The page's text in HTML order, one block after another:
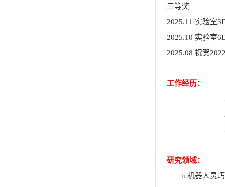
三等奖
2025.11 实验室
2025.10 实验室
2025.08 祝贺
工作经历：
研究领域：
n 机器人灵